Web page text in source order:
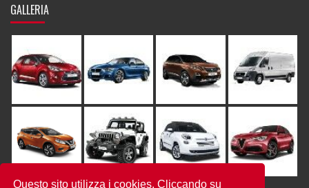
Questo sito utilizza i cookies. Cliccando su
GALLERIA